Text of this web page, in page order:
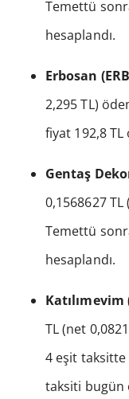
Temettü
hesaplandı.
Erbosan
2,295 TL)
fiyat 192,8 TL
Gentaş
0,1568627
Temettü
hesaplandı.
Katılımevim
TL (net
4 eşit taksitte
taksiti bugün